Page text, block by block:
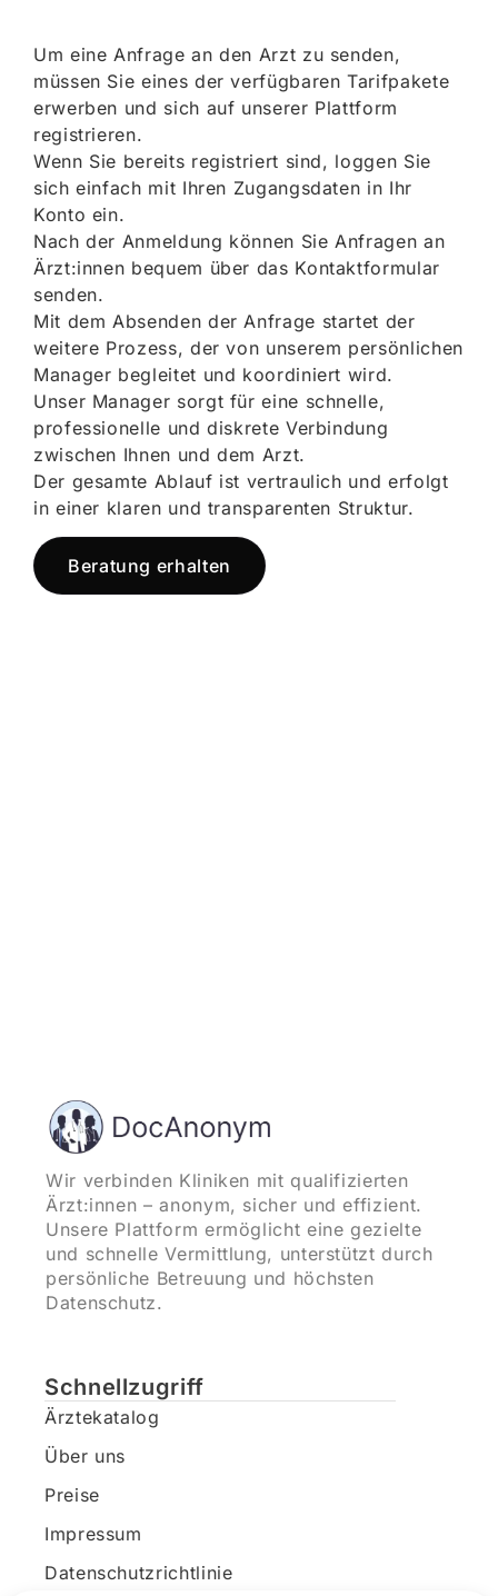
Um eine Anfrage an den Arzt zu senden,
müssen Sie eines der verfügbaren Tarifpakete
erwerben und sich auf unserer Plattform
registrieren.
Wenn Sie bereits registriert sind, loggen Sie
sich einfach mit Ihren Zugangsdaten in Ihr
Konto ein.
Nach der Anmeldung können Sie Anfragen an
Ärzt:innen bequem über das Kontaktformular
senden.
Mit dem Absenden der Anfrage startet der
weitere Prozess, der von unserem persönlichen
Manager begleitet und koordiniert wird.
Unser Manager sorgt für eine schnelle,
professionelle und diskrete Verbindung
zwischen Ihnen und dem Arzt.
Der gesamte Ablauf ist vertraulich und erfolgt
in einer klaren und transparenten Struktur.
Beratung erhalten
Wir verbinden Kliniken mit qualifizierten
Ärzt:innen – anonym, sicher und effizient.
Unsere Plattform ermöglicht eine gezielte
und schnelle Vermittlung, unterstützt durch
persönliche Betreuung und höchsten
Datenschutz.
Schnellzugriff
Ärztekatalog
Über uns
Preise
Impressum
Datenschutzrichtlinie